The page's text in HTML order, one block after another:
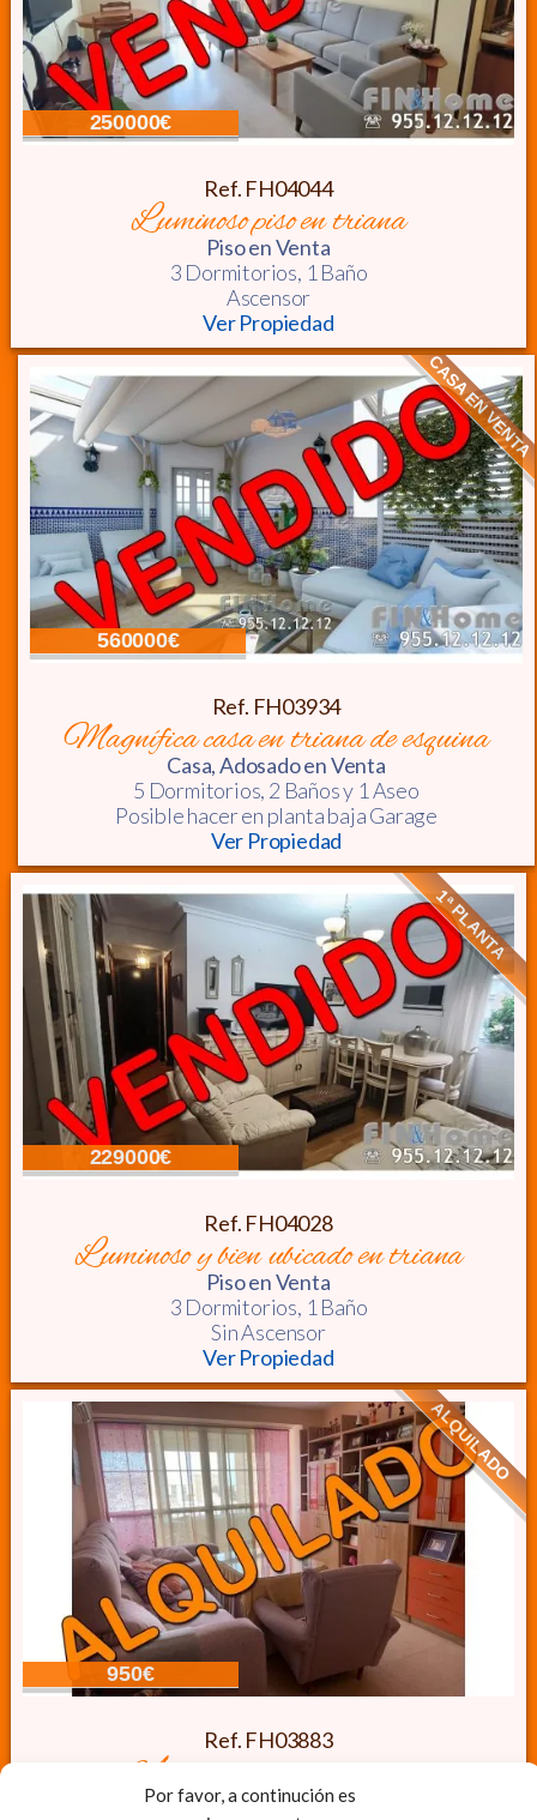
Por favor, a continución es
250000€
Ref. FH04044
luminoso piso en triana
Pisoen Venta
3 Dormitorios, 1 Baño
Ascensor
Ver Propiedad
560000€
CASA EN VENTA
Ref. FH03934
magnífica casa en triana de esquina
Casa, Adosadoen Venta
5 Dormitorios, 2 Baños y 1 Aseo
Posible hacer en planta baja Garage
Ver Propiedad
229000€
1ª PLANTA
Ref. FH04028
luminoso y bien ubicado en triana
Pisoen Venta
3 Dormitorios, 1 Baño
Sin Ascensor
Ver Propiedad
950€
ALQUILADO
Ref. FH03883
amplio piso con ascensor
Pisoen Alquiler